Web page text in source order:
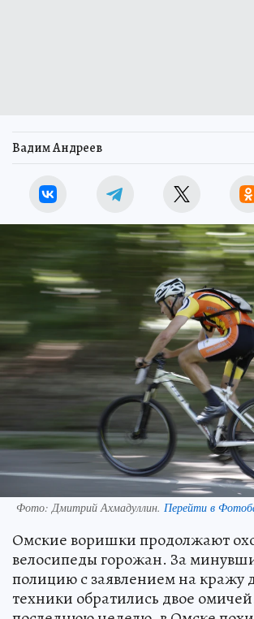
Вадим Андреев
Фото: Дмитрий Ахмадуллин. Перейти в
Омские воришки продолжают
велосипеды горожан. За
полицию с заявлением на кражу
техники обратились двое